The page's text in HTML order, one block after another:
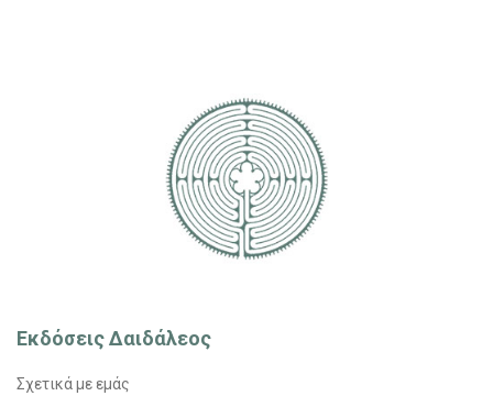
Εκδόσεις Δαιδάλεος
Σχετικά με εμάς